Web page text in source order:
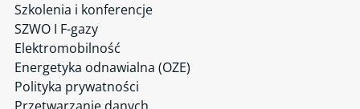
Szkolenia i konferencje
SZWO I F-gazy
Elektromobilność
Energetyka odnawialna (OZE)
Polityka prywatności